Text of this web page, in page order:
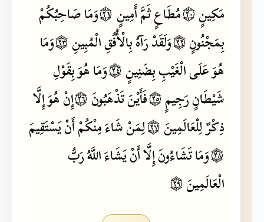
مَكِينٍ۝٢٠مُطَاعٍثَمَّأَمِينٍ۝٢١وَمَاصَاحِبُكُمْ
بِمَجْنُونٍ۝٢٢وَلَقَدْرَآهُبِالْأُفُقِالْمُبِينِ۝٢٣وَمَا
هُوَعَلَىالْغَيْبِبِضَنِينٍ۝٢٤وَمَاهُوَبِقَوْلِ
شَيْطَانٍرَجِيمٍ۝٢٥فَأَيْنَتَذْهَبُونَ۝٢٦إِنْهُوَإِلَّا
ذِكْرٌلِلْعَالَمِينَ۝٢٧لِمَنْشَاءَمِنْكُمْأَنْيَسْتَقِيمَ
۝٢٨وَمَاتَشَاءُونَإِلَّاأَنْيَشَاءَاللَّهُرَبُّ
الْعَالَمِينَ۝٢٩